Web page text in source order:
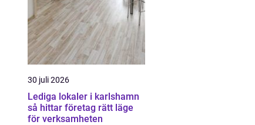
30 juli 2026
Lediga lokaler i karlshamn
så hittar företag rätt läge
för verksamheten